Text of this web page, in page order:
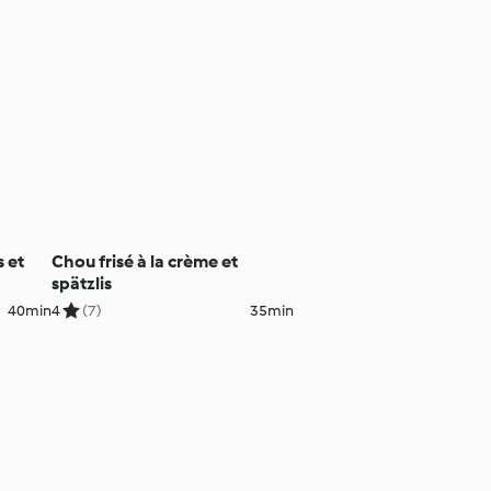
et
40min
Chou frisé à la crème et
spätzlis
4 (7) 35min